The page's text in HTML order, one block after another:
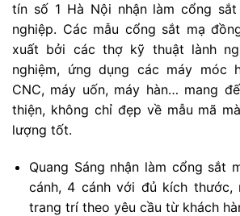
tín số 1 Hà Nội nhận làm cổng
nghiệp. Các mẫu cổng sắt mạ
xuất bởi các thợ kỹ thuật lành
nghiệm, ứng dụng các máy móc
CNC, máy uốn, máy hàn… mang
thiện, không chỉ đẹp về mẫu mã
lượng tốt.
Quang Sáng nhận làm cổng sắt
cánh, 4 cánh với đủ kích thước,
trang trí theo yêu cầu từ khách